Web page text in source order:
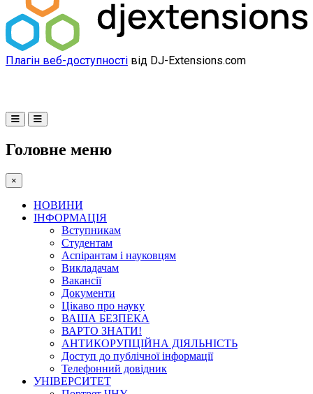
Плагін веб-доступності від DJ-Extensions.com
Головне меню
×
НОВИНИ
ІНФОРМАЦІЯ
Вступникам
Студентам
Аспірантам і науковцям
Викладачам
Вакансії
Документи
Цікаво про науку
ВАША БЕЗПЕКА
ВАРТО ЗНАТИ!
АНТИКОРУПЦІЙНА ДІЯЛЬНІСТЬ
Доступ до публічної інформації
Телефонний довідник
УНІВЕРСИТЕТ